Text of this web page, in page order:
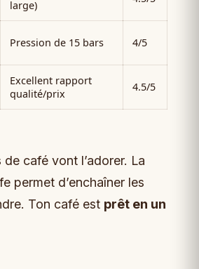
large)
Pression de 15 bars 4/5
Excellent rapport
qualité/prix
4.5/5
café vont l’adorer. La
permet d’enchaîner les
Ton café est prêt en un